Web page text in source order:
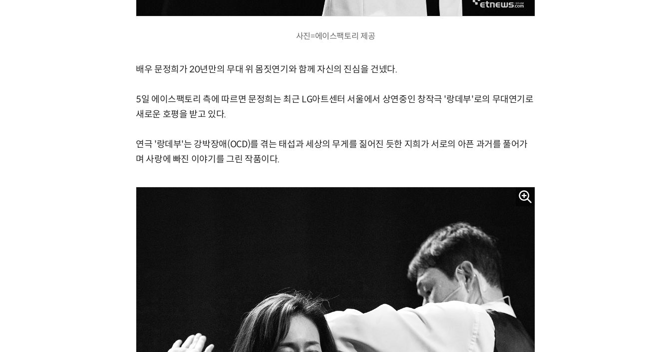
사진=에이스팩토리 제공
배우 문정희가 20년만의 무대 위 몸짓연기와 함께 자신의 진심을 건넸다.
5일 에이스팩토리 측에 따르면 문정희는 최근 LG아트센터 서울에서 상연중인 창작극 '랑데부'로의 무대연기로
새로운 호평을 받고 있다.
연극 '랑데부'는 강박장애(OCD)를 겪는 태섭과 세상의 무게를 짊어진 듯한 지희가 서로의 아픈 과거를 풀어가
며 사랑에 빠진 이야기를 그린 작품이다.